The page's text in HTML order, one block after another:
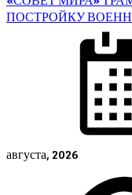
ПОСТРОЙКУ
августа, 2026